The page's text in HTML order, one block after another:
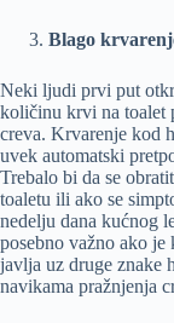
Blago
Neki ljudi prvi put
količinu krvi na toalet
creva. Krvarenje kod
uvek automatski
Trebalo bi da se
toaletu ili ako se
nedelju dana kućnog
posebno važno ako
javlja uz druge znake
navikama pražnjenja